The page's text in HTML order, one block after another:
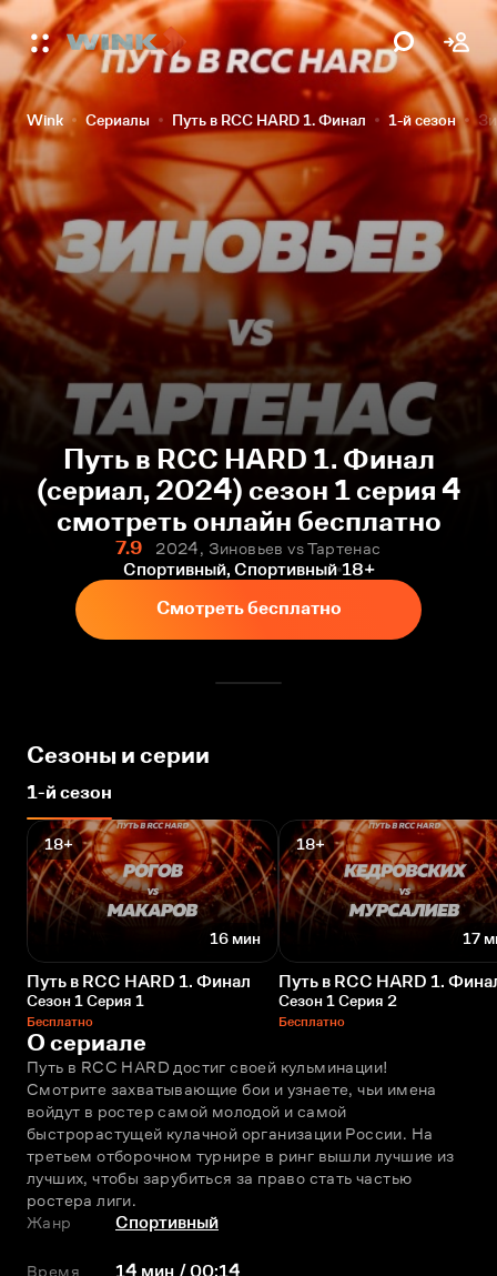
Wink Сериалы Путь в RCC HARD 1. Финал 1-й сезон
Путь в RCC HARD 1. Финал
(сериал, 2024) сезон 1 серия 4
смотреть онлайн бесплатно
7.9
2024, Зиновьев vs Тартенас
Спортивный, Спортивный 18+
Смотреть бесплатно
Сезоны и серии
1-й сезон
18+
16 мин
Путь в RCC HARD 1. Финал
Сезон 1 Серия 1
Бесплатно
18+
17
Путь в RCC HARD 1.
Сезон 1 Серия 2
Бесплатно
О сериале
Путь в RCC HARD достиг своей кульминации!
Смотрите захватывающие бои и узнаете, чьи имена
войдут в ростер самой молодой и самой
быстрорастущей кулачной организации России. На
третьем отборочном турнире в ринг вышли лучшие из
лучших, чтобы зарубиться за право стать частью
ростера лиги.
Жанр
Спортивный
Время 14 мин / 00:14